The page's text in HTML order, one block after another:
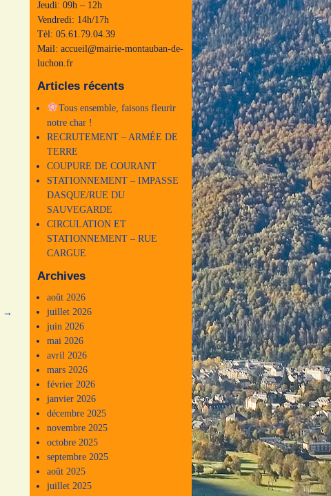
→
Jeudi: 09h – 12h
Vendredi: 14h/17h
Tèl: 05.61.79.04.39
Mail: accueil@mairie-montauban-de-
luchon.fr
Articles récents
Tous ensemble, faisons fleurir
notre char !
RECRUTEMENT – ARMÉE DE
TERRE
COUPURE DE COURANT
STATIONNEMENT – IMPASSE
DASQUE/RUE DU
SAUVEGARDE
CIRCULATION ET
STATIONNEMENT – RUE
CARGUE
Archives
août 2026
juillet 2026
juin 2026
mai 2026
avril 2026
mars 2026
février 2026
janvier 2026
décembre 2025
novembre 2025
octobre 2025
septembre 2025
août 2025
juillet 2025